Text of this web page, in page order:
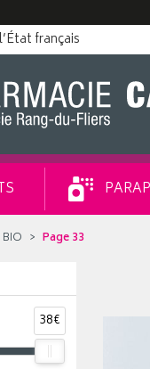
français
Page 33
38€